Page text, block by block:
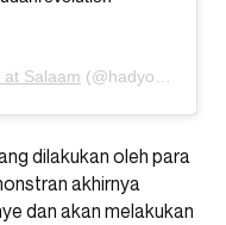
at Salaam (@hadyouatsalaam) on
dilakukan oleh para
akhirnya
dan akan melakukan